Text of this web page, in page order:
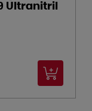
Ultranitril